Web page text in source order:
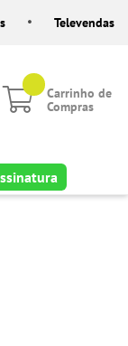
Televendas
Carrinho de
Compras